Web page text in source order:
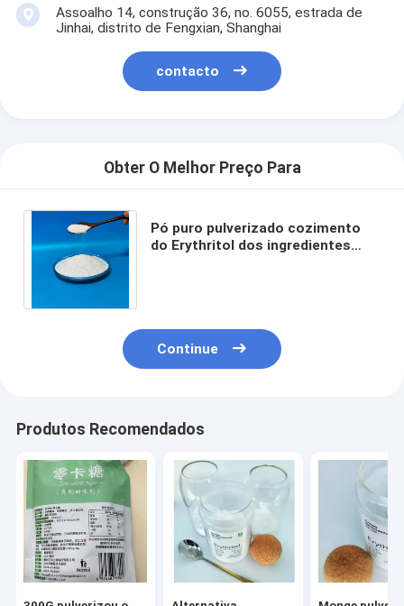
Assoalho 14, construção 36, no. 6055, estrada de
Jinhai, distrito de Fengxian, Shanghai
contacto
Obter O Melhor Preço Para
Pó puro pulverizado cozimento
do Erythritol dos ingredientes
Continue
Produtos Recomendados